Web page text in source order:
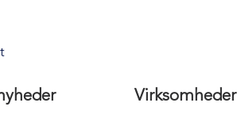
Virksomheder